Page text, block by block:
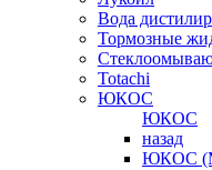
Вода
Тормозные
Totachi
ЮКОС
ЮКОС
назад
ЮКОС